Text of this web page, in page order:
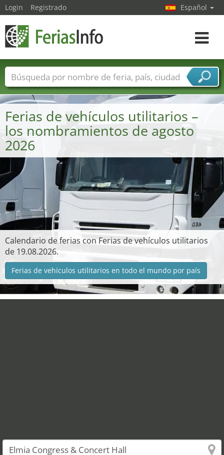
Ferias de vehículos utilitarios –
los nombramientos de agosto
2026
Calendario de ferias con Ferias de vehículos utilitarios
de 19.08.2026.
Ferias de vehículos utilitarios en todo el mundo por país
Login Registrado Español
toggle
Nombres de ferias Países
Ciudades
Sectores de ferias
Sectores de proveedor de servicios